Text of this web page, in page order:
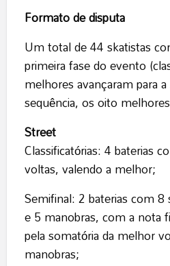
Formato de disputa
Um total de 44 skatistas
primeira fase do evento
melhores avançaram para
sequência, os oito
Street
Classificatórias: 4 baterias
voltas, valendo a melhor;
Semifinal: 2 baterias com
e 5 manobras, com a nota
pela somatória da melhor
manobras;